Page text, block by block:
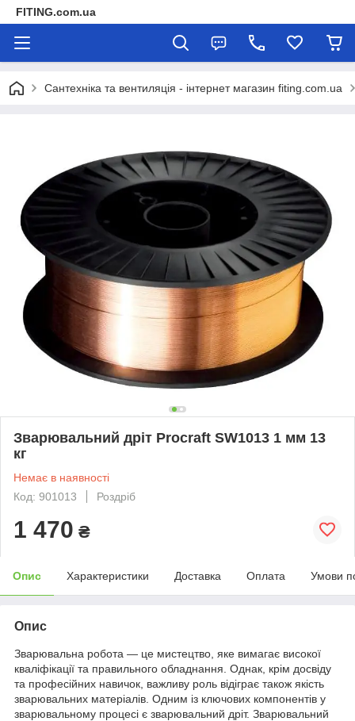
FITING.com.ua
Сантехніка та вентиляція - інтернет магазин fiting.com.ua
Зварювальний дріт Procraft SW1013 1 мм 13
кг
Немає в наявності
Код: 901013
Роздріб
1 470 ₴
Опис Характеристики Доставка Оплата Умови
Опис
Зварювальна робота — це мистецтво, яке вимагає високої
кваліфікації та правильного обладнання. Однак, крім досвіду
та професійних навичок, важливу роль відіграє також якість
зварювальних матеріалів. Одним із ключових компонентів у
зварювальному процесі є зварювальний дріт. Зварювальний